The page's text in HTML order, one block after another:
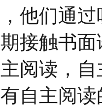
他们通
接触书
阅读，
自主阅